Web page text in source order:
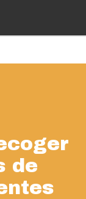
de